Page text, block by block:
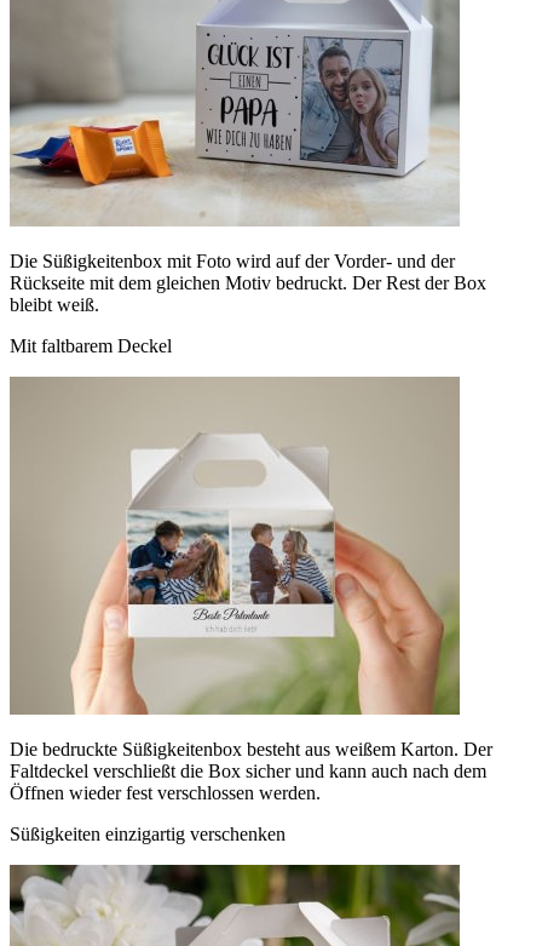
Die Süßigkeitenbox mit Foto wird auf der Vorder- und der
Rückseite mit dem gleichen Motiv bedruckt. Der Rest der Box
bleibt weiß.
Mit faltbarem Deckel
Die bedruckte Süßigkeitenbox besteht aus weißem Karton. Der
Faltdeckel verschließt die Box sicher und kann auch nach dem
Öffnen wieder fest verschlossen werden.
Süßigkeiten einzigartig verschenken